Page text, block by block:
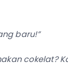
baru!”
cokelat?